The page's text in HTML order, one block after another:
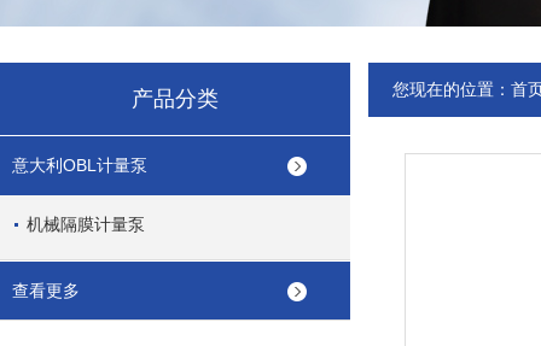
产品分类
意大利OBL计量泵
机械隔膜计量泵
查看更多
您现在的位置： 首